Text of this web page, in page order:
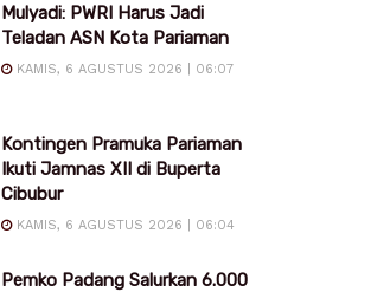
Mulyadi: PWRI Harus Jadi
Teladan ASN Kota Pariaman
KAMIS, 6 AGUSTUS 2026 | 06:07
Kontingen Pramuka Pariaman
Ikuti Jamnas XII di Buperta
Cibubur
KAMIS, 6 AGUSTUS 2026 | 06:04
Pemko Padang Salurkan 6.000